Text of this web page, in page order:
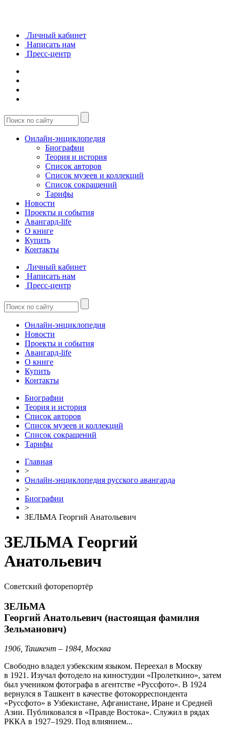
Личный кабинет
Написать нам
Пресс-центр
Онлайн-энциклопедия
Биографии
Теория и история
Список авторов
Список музеев и коллекций
Список сокращений
Тарифы
Новости
Проекты и события
Авангард-life
О книге
Купить
Контакты
Личный кабинет
Написать нам
Пресс-центр
Онлайн-энциклопедия
Новости
Проекты и события
Авангард-life
О книге
Купить
Контакты
Биографии
Теория и история
Список авторов
Список музеев и коллекций
Список сокращений
Тарифы
Главная
>
Онлайн-энциклопедия русского авангарда
>
Биографии
>
ЗЕЛЬМА Георгий Анатольевич
ЗЕЛЬМА Георгий
Анатольевич
Советский фоторепортёр
ЗЕЛЬМА
Георгий Анатольевич (настоящая фамилия
Зельманович)
1906, Ташкент – 1984, Москва
Свободно владел узбекским языком. Переехал в Москву
в 1921. Изучал фотодело на киностудии «Пролеткино», затем
был учеником фотографа в агентстве «Руссфото». В 1924
вернулся в Ташкент в качестве фотокорреспондента
«Руссфото» в Узбекистане, Афганистане, Иране и Средней
Азии. Публиковался в «Правде Востока». Служил в рядах
РККА в 1927–1929. Под влиянием...